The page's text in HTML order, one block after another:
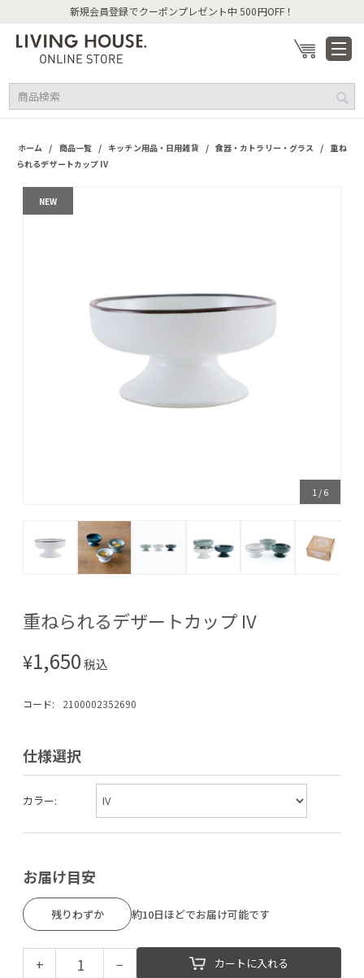
新規会員登録でクーポンプレゼント中 500円OFF！
ホーム / 商品一覧 / キッチン用品・日用雑貨 / 食器・カトラリー・グラス / 重ね
られるデザートカップ IV
NEW
1 /6
重ねられるデザートカップ IV
¥1,650税込
コード: 2100002352690
仕様選択
カラー:
お届け目安
残りわずか 約10日ほどでお届け可能です
+ − カートに入れる